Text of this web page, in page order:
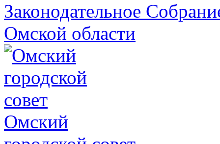
Законодательное
Омской области
Омский